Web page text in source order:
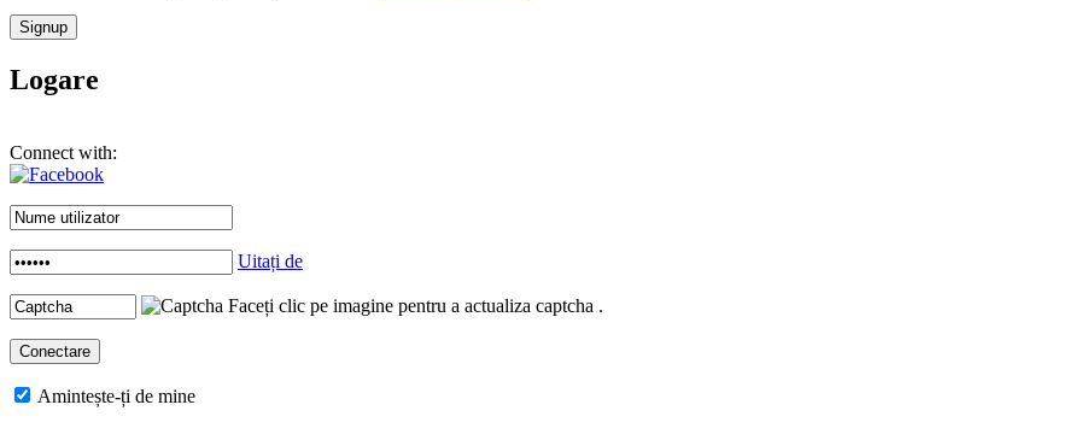
Logare
Connect with:
Uitați de
Faceți clic pe imagine pentru a actualiza captcha .
Amintește-ți de mine